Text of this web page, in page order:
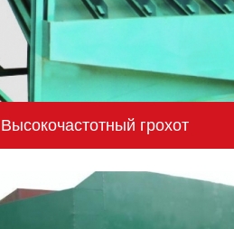
Высокочастотный грохот